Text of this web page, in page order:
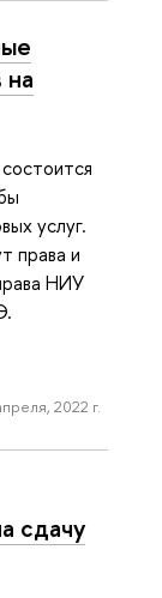
услуг.
права и
НИУ
2022 г.
сдачу